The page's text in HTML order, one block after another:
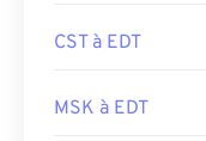
CST à EDT
MSK à EDT